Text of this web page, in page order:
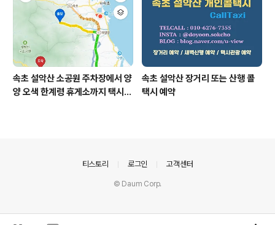
속초 설악산 소공원 주차장에서 양
양 오색 한계령 휴게소까지 택시예
속초 설악산 장거리 또는 산행 콜
택시 예약
티스토리 로그인 고객센터
© Daum Corp.